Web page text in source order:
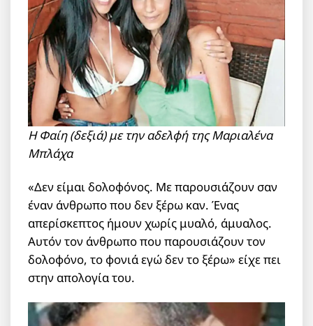
Η Φαίη (δεξιά) με την αδελφή της Μαριαλένα
Μπλάχα
«Δεν είμαι δολοφόνος. Με παρουσιάζουν σαν
έναν άνθρωπο που δεν ξέρω καν. Ένας
απερίσκεπτος ήμουν χωρίς μυαλό, άμυαλος.
Αυτόν τον άνθρωπο που παρουσιάζουν τον
δολοφόνο, το φονιά εγώ δεν το ξέρω» είχε πει
στην απολογία του.